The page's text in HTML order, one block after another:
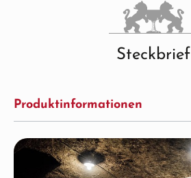
Steckbrief
Produktinformationen